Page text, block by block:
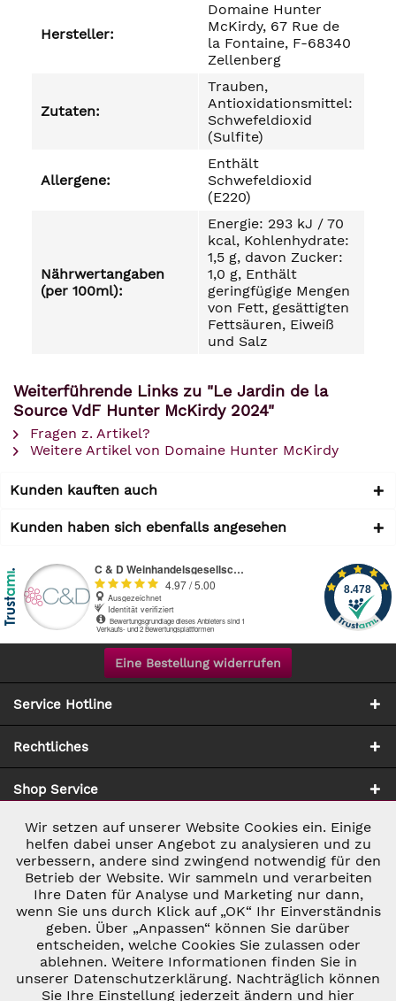
Hersteller:
Domaine Hunter
McKirdy, 67 Rue de
la Fontaine, F-68340
Zellenberg
Zutaten:
Trauben,
Antioxidationsmittel:
Schwefeldioxid
(Sulfite)
Allergene:
Enthält
Schwefeldioxid
(E220)
Nährwertangaben
(per 100ml):
Energie: 293 kJ / 70
kcal, Kohlenhydrate:
1,5 g, davon Zucker:
1,0 g, Enthält
geringfügige Mengen
von Fett, gesättigten
Fettsäuren, Eiweiß
und Salz
Weiterführende Links zu "Le Jardin de la
Source VdF Hunter McKirdy 2024"
Fragen z. Artikel?
Weitere Artikel von Domaine Hunter McKirdy
Kunden kauften auch
Kunden haben sich ebenfalls angesehen
Eine Bestellung widerrufen
Service Hotline
Rechtliches
Shop Service
Zahlung & Versand
* ALLE PREISE INKL. GESETZL. UMSATZSTEUER ZZGL.
VERSANDKOSTEN UND GGF. NACHNAHMEGEBÜHREN, WENN NICHT
ANDERS BESCHRIEBEN
Notwendig Aktiv
Marketing Inaktiv
Tracking Inaktiv
Personalisierung Inaktiv
Wir setzen auf unserer Website Cookies ein. Einige
helfen dabei unser Angebot zu analysieren und zu
verbessern, andere sind zwingend notwendig für den
Betrieb der Website. Wir sammeln und verarbeiten
Ihre Daten für Analyse und Marketing nur dann,
wenn Sie uns durch Klick auf „OK“ Ihr Einverständnis
geben. Über „Anpassen“ können Sie darüber
entscheiden, welche Cookies Sie zulassen oder
ablehnen. Weitere Informationen finden Sie in
unserer Datenschutzerklärung. Nachträglich können
Sie Ihre Einstellung jederzeit ändern und hier